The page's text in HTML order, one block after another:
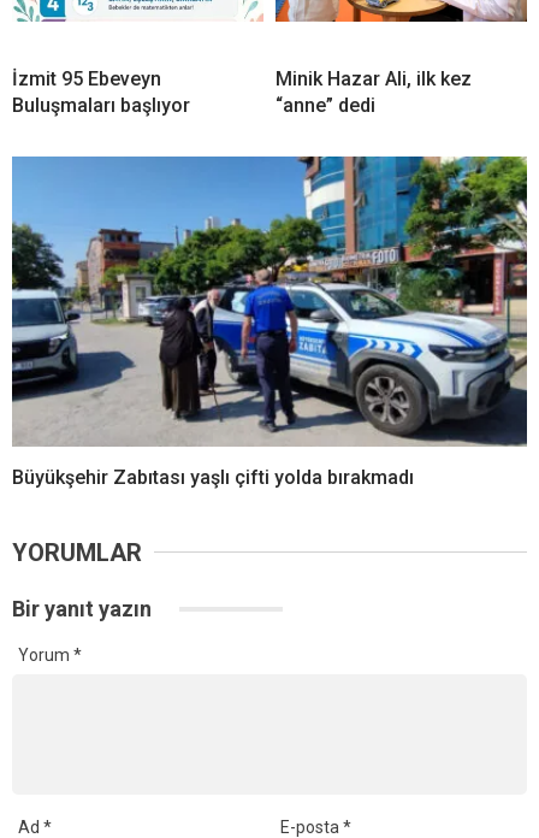
İzmit 95 Ebeveyn
Buluşmaları başlıyor
Minik Hazar Ali, ilk kez
“anne” dedi
Büyükşehir Zabıtası yaşlı çifti yolda bırakmadı
YORUMLAR
Bir yanıt yazın
Yorum *
Ad * E-posta*